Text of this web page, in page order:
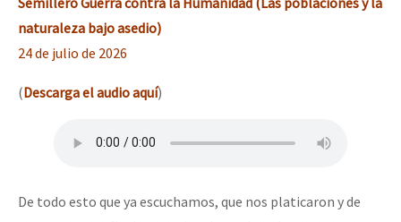
naturaleza bajo asedio)
24 de julio de 2026
(Descarga el audio aquí)
De todo esto que ya escuchamos, que nos platicaron y de